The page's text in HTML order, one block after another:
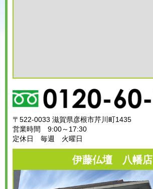
〒522-0033 滋賀県彦根市芹川町1435
営業時間 9:00～17:30
定休日 毎週 火曜日
伊藤仏壇 八幡店